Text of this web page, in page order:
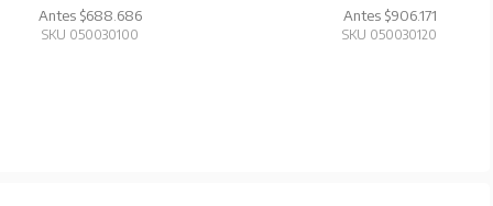
Antes $688.686
SKU 050030100
Antes $906.171
SKU 050030120